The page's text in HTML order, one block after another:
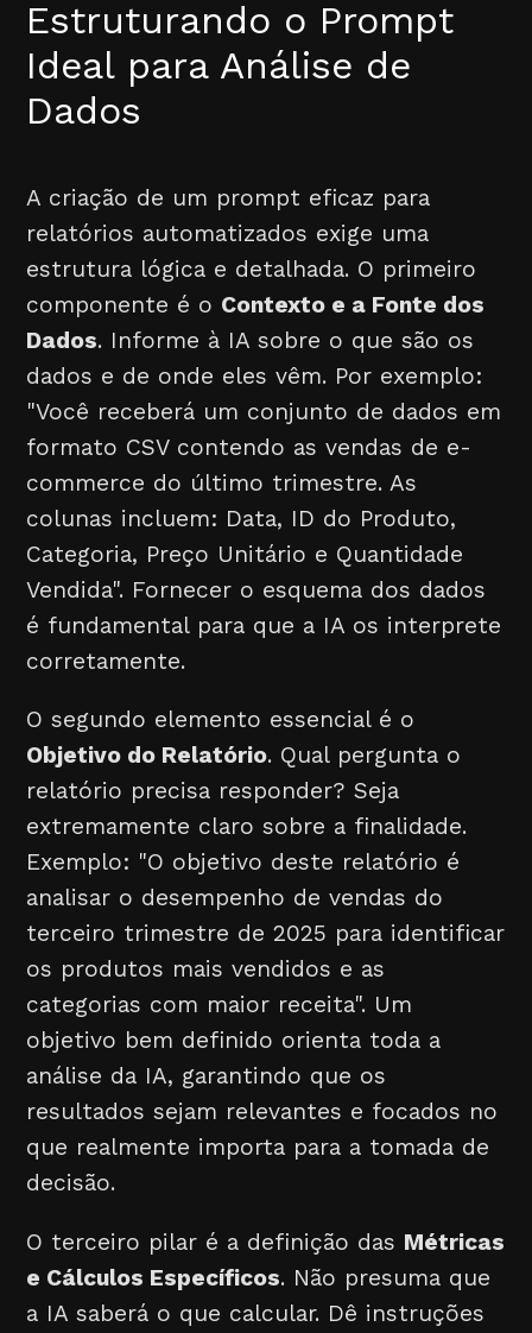
Estruturando o Prompt
Ideal para Análise de
Dados
A criação de um prompt eficaz para
relatórios automatizados exige uma
estrutura lógica e detalhada. O primeiro
componente é o Contexto e a Fonte dos
Dados. Informe à IA sobre o que são os
dados e de onde eles vêm. Por exemplo:
"Você receberá um conjunto de dados em
formato CSV contendo as vendas de e-
commerce do último trimestre. As
colunas incluem: Data, ID do Produto,
Categoria, Preço Unitário e Quantidade
Vendida". Fornecer o esquema dos dados
é fundamental para que a IA os interprete
corretamente.
O segundo elemento essencial é o
Objetivo do Relatório. Qual pergunta o
relatório precisa responder? Seja
extremamente claro sobre a finalidade.
Exemplo: "O objetivo deste relatório é
analisar o desempenho de vendas do
terceiro trimestre de 2025 para identificar
os produtos mais vendidos e as
categorias com maior receita". Um
objetivo bem definido orienta toda a
análise da IA, garantindo que os
resultados sejam relevantes e focados no
que realmente importa para a tomada de
decisão.
O terceiro pilar é a definição das Métricas
e Cálculos Específicos. Não presuma que
a IA saberá o que calcular. Dê instruções